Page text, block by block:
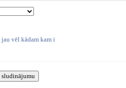
jau vēl kādam kam i